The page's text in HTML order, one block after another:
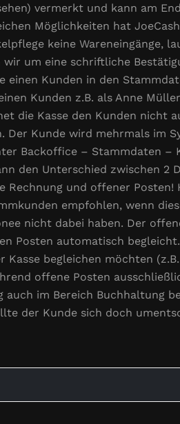
vermerkt und kann am
Möglichkeiten hat
keine Wareneingänge,
um eine schriftliche
einen Kunden in den
Kunden z.B. als Anne
die Kasse den Kunden nicht
Der Kunde wird mehrmals im
Backoffice – Stammdaten –
den Unterschied zwischen 2
und offener Posten!
empfohlen, wenn
nicht dabei haben. Der
Posten automatisch
begleichen möchten
offene Posten
im Bereich Buchhaltung
der Kunde sich doch